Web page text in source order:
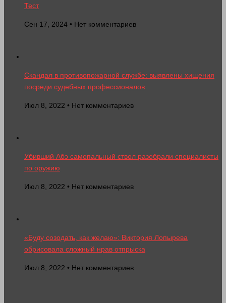
Тест
Сен 17, 2024 • Нет комментариев
Скандал в противопожарной службе: выявлены хищения
посреди судебных профессионалов
Июл 8, 2022 • Нет комментариев
Убивший Абэ самопальный ствол разобрали специалисты
по оружию
Июл 8, 2022 • Нет комментариев
«Буду созодать, как желаю»: Виктория Лопырева
обрисовала сложный нрав отпрыска
Июл 8, 2022 • Нет комментариев